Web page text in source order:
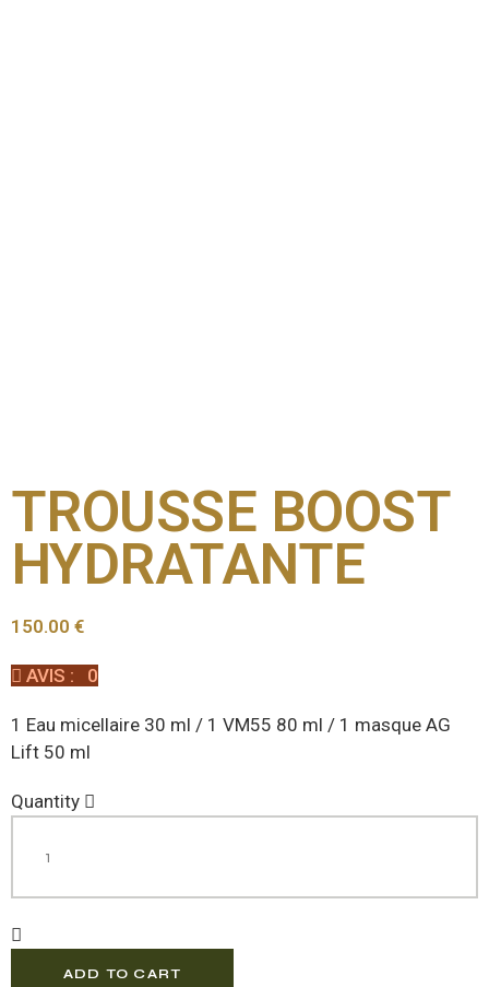
TROUSSE BOOST
HYDRATANTE
150.00 €
AVIS : 0
1 Eau micellaire 30 ml / 1 VM55 80 ml / 1 masque AG
Lift 50 ml
Trousse
Boost
quantity
Quantity
ADD TO CART